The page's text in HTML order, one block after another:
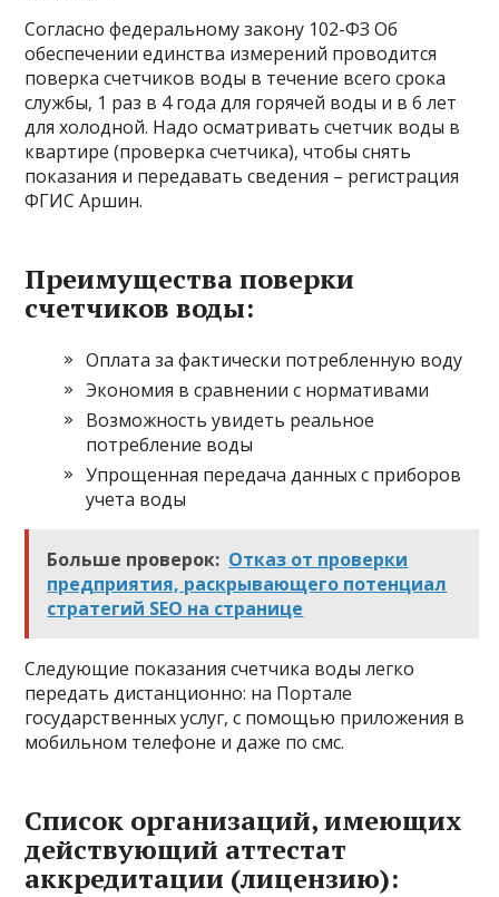
Согласно федеральному закону 102-ФЗ Об
обеспечении единства измерений проводится
поверка счетчиков воды в течение всего срока
службы, 1 раз в 4 года для горячей воды и в 6 лет
для холодной. Надо осматривать счетчик воды в
квартире (проверка счетчика), чтобы снять
показания и передавать сведения – регистрация
ФГИС Аршин.
Преимущества поверки
счетчиков воды:
Оплата за фактически потребленную воду
Экономия в сравнении с нормативами
Возможность увидеть реальное
потребление воды
Упрощенная передача данных с приборов
учета воды
Больше проверок: Отказ от проверки
предприятия, раскрывающего потенциал
стратегий SEO на странице
Следующие показания счетчика воды легко
передать дистанционно: на Портале
государственных услуг, с помощью приложения в
мобильном телефоне и даже по смс.
Список организаций, имеющих
действующий аттестат
аккредитации (лицензию):